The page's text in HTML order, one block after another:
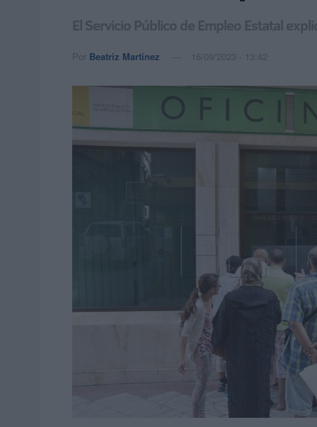
El Servicio Público de Empleo Estatal
Por Beatriz Martínez 16/09/2023 - 13:42